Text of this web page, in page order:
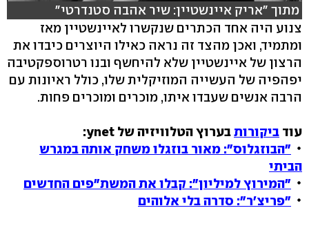
מתוך "אריק איינשטיין: שיר אהבה סטנדרטי"
צנוע היה אחד הכתרים שנקשרו לאיינשטיין מאז
ומתמיד, ואכן מהצד זה נראה כאילו היוצרים כיבדו את
הרצון של איינשטיין שלא להיחשף ובנו רטרוספקטיבה
יפהפיה של העשייה המוזיקלית שלו, כולל ראיונות עם
הרבה אנשים שעבדו איתו, מוכרים ומוכרים פחות.
עוד ביקורותבערוץ הטלוויזיה של ynet:
"הבוזגלוס": מאור בוזגלו משחק אותה במגרש
הביתי
"המירוץ למיליון": קבלו את המשת"פים החדשים
"פריצ'ר": סדרה בלי אלוהים